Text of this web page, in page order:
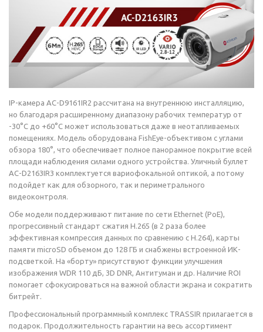
IP-камера AC-D9161IR2 рассчитана на внутреннюю инсталляцию,
но благодаря расширенному диапазону рабочих температур от
-30°C до +60°C может использоваться даже в неотапливаемых
помещениях. Модель оборудована FishEye-объективом с углами
обзора 180°, что обеспечивает полное панорамное покрытие всей
площади наблюдения силами одного устройства. Уличный буллет
AC-D2163IR3 комплектуется вариофокальной оптикой, а потому
подойдет как для обзорного, так и периметрального
видеоконтроля.
Обе модели поддерживают питание по сети Ethernet (PoE),
прогрессивный стандарт сжатия H.265 (в 2 раза более
эффективная компрессия данных по сравнению с H.264), карты
памяти microSD объемом до 128 ГБ и снабжены встроенной ИК-
подсветкой. На «борту» присутствуют функции улучшения
изображения WDR 110 дБ, 3D DNR, Антитуман и др. Наличие ROI
помогает сфокусироваться на важной области экрана и сократить
битрейт.
Профессиональный программный комплекс TRASSIR прилагается в
подарок. Продолжительность гарантии на весь ассортимент